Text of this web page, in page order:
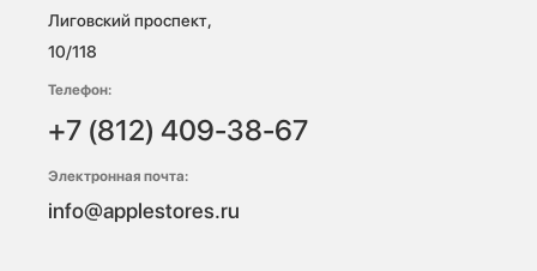
Лиговский проспект,
10/118
Телефон:
+7 (812) 409-38-67
Электронная почта:
info@applestores.ru